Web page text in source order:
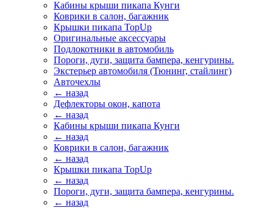
Кабины крыши пикапа Кунги
Коврики в салон, багажник
Крышки пикапа TopUp
Оригинальные аксессуары
Подлокотники в автомобиль
Пороги, дуги, защита бампера, кенгурины.
Экстерьер автомобиля (Тюнинг, стайлинг)
Авточехлы
← назад
Дефлекторы окон, капота
← назад
Кабины крыши пикапа Кунги
← назад
Коврики в салон, багажник
← назад
Крышки пикапа TopUp
← назад
Пороги, дуги, защита бампера, кенгурины.
← назад